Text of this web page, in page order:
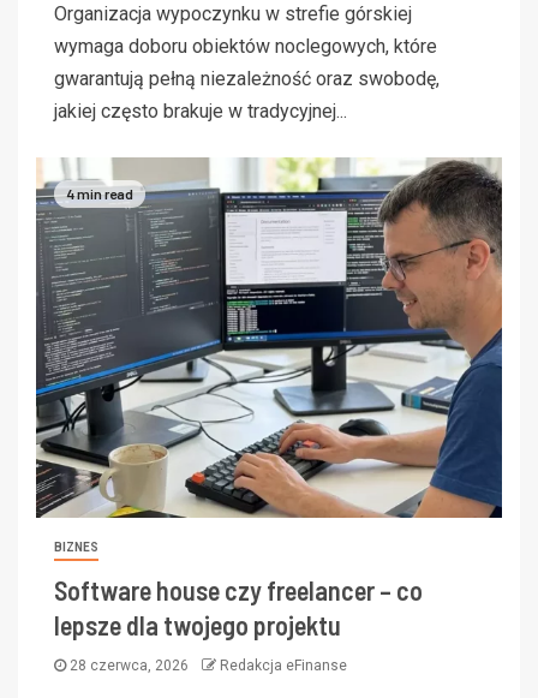
Organizacja wypoczynku w strefie górskiej
wymaga doboru obiektów noclegowych, które
gwarantują pełną niezależność oraz swobodę,
jakiej często brakuje w tradycyjnej...
4 min read
BIZNES
Software house czy freelancer – co
lepsze dla twojego projektu
28 czerwca, 2026 Redakcja eFinanse